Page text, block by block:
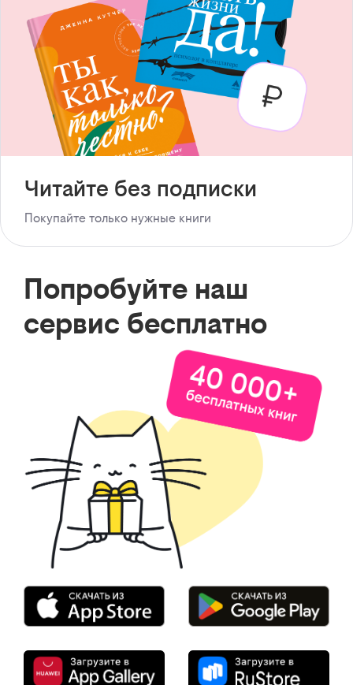
Читайте без подписки
Покупайте только нужные книги
Попробуйте наш
сервис бесплатно